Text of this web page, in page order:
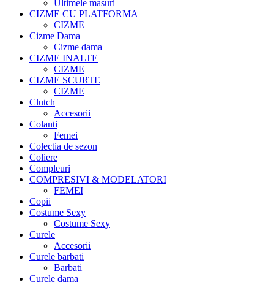
Ultimele masuri
CIZME CU PLATFORMA
CIZME
Cizme Dama
Cizme dama
CIZME INALTE
CIZME
CIZME SCURTE
CIZME
Clutch
Accesorii
Colanti
Femei
Colectia de sezon
Coliere
Compleuri
COMPRESIVI & MODELATORI
FEMEI
Copii
Costume Sexy
Costume Sexy
Curele
Accesorii
Curele barbati
Barbati
Curele dama